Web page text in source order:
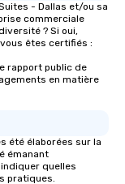
- Dallas et/ou sa
commerciale
? Si oui,
êtes certifiés :
rapport public de
en matière
été élaborées sur la
émanant
quelles
pratiques.